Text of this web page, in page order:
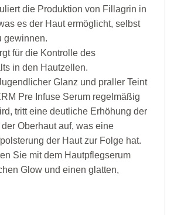
die Produktion von Fillagrin in
es der Haut ermöglicht, selbst
gewinnen.
für die Kontrolle des
in den Hautzellen.
Glanz und praller Teint
Pre Infuse Serum regelmäßig
tritt eine deutliche Erhöhung der
Oberhaut auf, was eine
der Haut zur Folge hat.
Sie mit dem Hautpflegserum
Glow und einen glatten,